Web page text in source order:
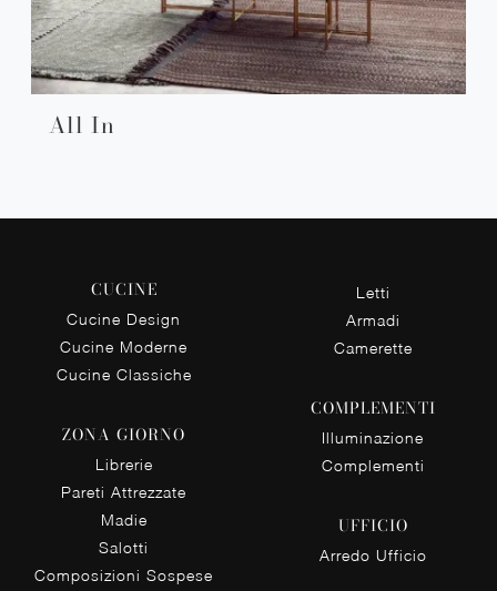
All In
CUCINE
Cucine Design
Cucine Moderne
Cucine Classiche
ZONA GIORNO
Librerie
Pareti Attrezzate
Madie
Salotti
Composizioni Sospese
Letti
Armadi
Camerette
COMPLEMENTI
Illuminazione
Complementi
UFFICIO
Arredo Ufficio